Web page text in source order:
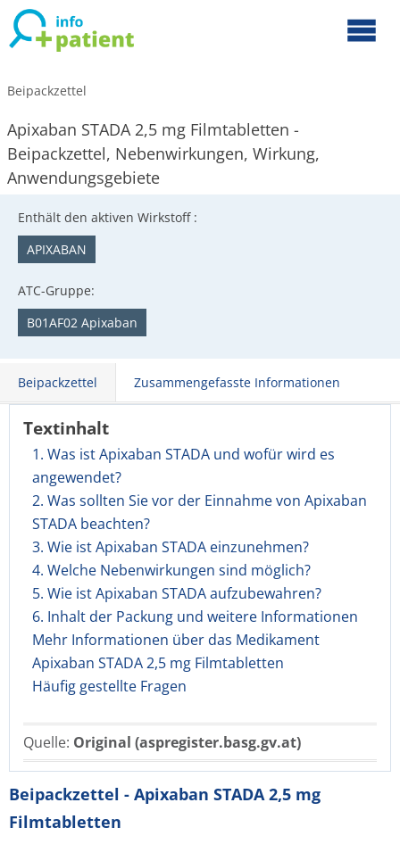
Beipackzettel
Apixaban STADA 2,5 mg Filmtabletten -
Beipackzettel, Nebenwirkungen, Wirkung,
Anwendungsgebiete
Enthält den aktiven Wirkstoff :
APIXABAN
ATC-Gruppe:
B01AF02 Apixaban
Beipackzettel Zusammengefasste Informationen
Textinhalt
1. Was ist Apixaban STADA und wofür wird es
angewendet?
2. Was sollten Sie vor der Einnahme von Apixaban
STADA beachten?
3. Wie ist Apixaban STADA einzunehmen?
4. Welche Nebenwirkungen sind möglich?
5. Wie ist Apixaban STADA aufzubewahren?
6. Inhalt der Packung und weitere Informationen
Mehr Informationen über das Medikament
Apixaban STADA 2,5 mg Filmtabletten
Häufig gestellte Fragen
Quelle: Original (aspregister.basg.gv.at)
Beipackzettel - Apixaban STADA 2,5 mg
Filmtabletten